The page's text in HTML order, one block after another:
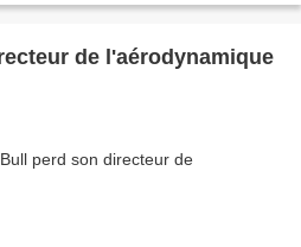
de l'aérodynamique